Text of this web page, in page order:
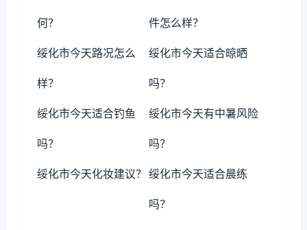
何？ 件怎么样？
绥化市今天路况怎么
样？
绥化市今天适合晾晒
吗？
绥化市今天适合钓鱼
吗？
绥化市今天有中暑风险
吗？
绥化市今天化妆建议？ 绥化市今天适合晨练
吗？